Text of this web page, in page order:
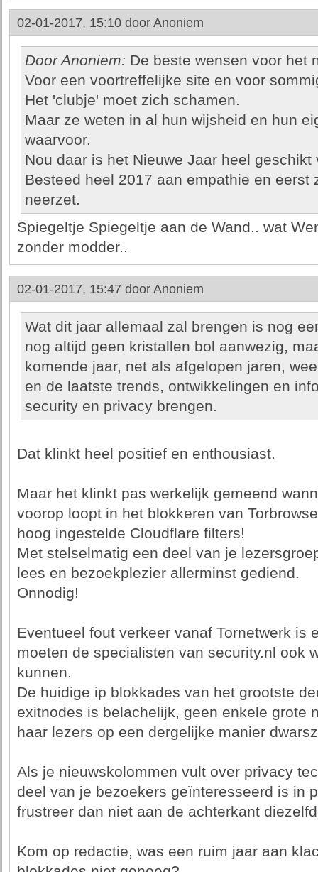
02-01-2017, 15:10 door Anoniem
Door Anoniem: De beste wensen voor het
Voor een voortreffelijke site en voor
Het 'clubje' moet zich schamen.
Maar ze weten in al hun wijsheid en hun
waarvoor.
Nou daar is het Nieuwe Jaar heel geschikt
Besteed heel 2017 aan empathie en eerst
neerzet.
Spiegeltje Spiegeltje aan de Wand.. wat
zonder modder..
02-01-2017, 15:47 door Anoniem
Wat dit jaar allemaal zal brengen is nog
nog altijd geen kristallen bol aanwezig,
komende jaar, net als afgelopen jaren,
en de laatste trends, ontwikkelingen en
security en privacy brengen.
Dat klinkt heel positief en enthousiast.
Maar het klinkt pas werkelijk gemeend
voorop loopt in het blokkeren van
hoog ingestelde Cloudflare filters!
Met stelselmatig een deel van je
lees en bezoekplezier allerminst gediend.
Onnodig!
Eventueel fout verkeer vanaf Tornetwerk is
moeten de specialisten van security.nl ook
kunnen.
De huidige ip blokkades van het grootste
exitnodes is belachelijk, geen enkele grote
haar lezers op een dergelijke manier
Als je nieuwskolommen vult over privacy
deel van je bezoekers geïnteresseerd is in
frustreer dan niet aan de achterkant
Kom op redactie, was een ruim jaar aan